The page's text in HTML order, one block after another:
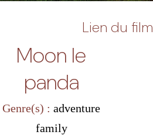
Lien du film
Moon le
panda
Genre(s) :adventure
family